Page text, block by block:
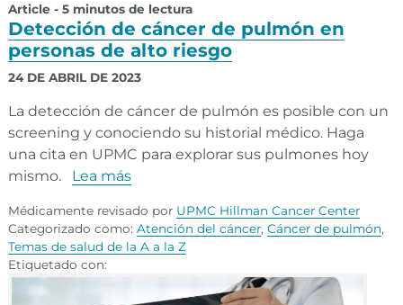
Article - 5 minutos de lectura
Detección de cáncer de pulmón en
personas de alto riesgo
24 DE ABRIL DE 2023
La detección de cáncer de pulmón es posible con un
screening y conociendo su historial médico. Haga
una cita en UPMC para explorar sus pulmones hoy
mismo.
Lea más
Médicamente revisado por UPMC Hillman Cancer Center
Categorizado como: Atención del cáncer, Cáncer de pulmón,
Temas de salud de la A a la Z
Etiquetado con: